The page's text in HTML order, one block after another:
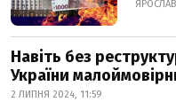
Навіть без
України
2 ЛИПНЯ 2024, 11:59